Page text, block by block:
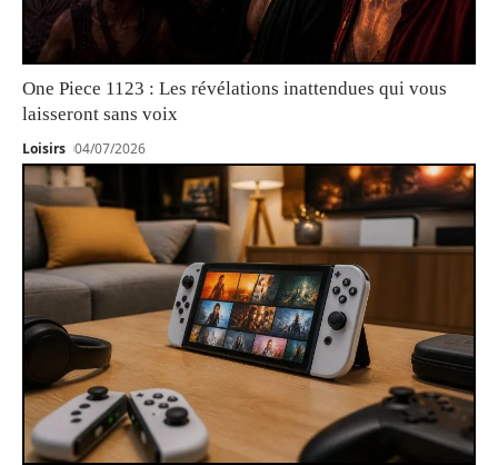
One Piece 1123 : Les révélations inattendues qui vous
laisseront sans voix
Loisirs 04/07/2026